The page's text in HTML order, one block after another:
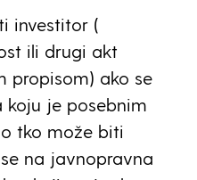
investitor (
ili drugi akt
propisom) ako se
koju je posebnim
tko može biti
na javnopravna